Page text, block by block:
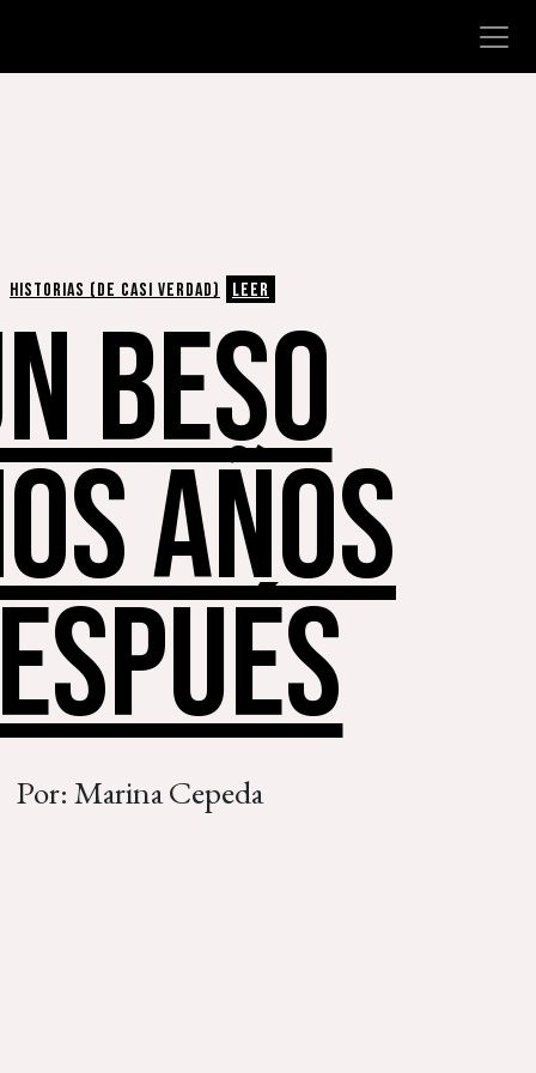
HISTORIAS (DE CASI VERDAD) LEER
BESO
AÑOS
Por: Marina Cepeda